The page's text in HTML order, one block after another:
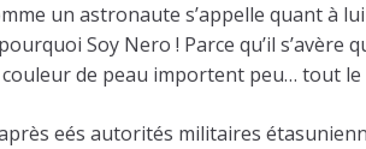
un astronaute s’appelle quant
Soy Nero ! Parce qu’il
de peau importent peu… tout
eés autorités militaires